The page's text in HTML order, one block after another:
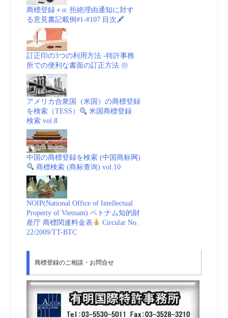
商標登録＋α: 拒絶理由通知に対す
る意見書記載例#1-#107 目次🖋
訂正印の3つの利用方法 -特許事務
所での便利な書面の訂正方法 ㊞
アメリカ合衆国（米国）の商標登録
を検索（TESS）
米国商標登録
検索 vol.8
中国の商標登録を検索 (中国商标网)
商標検索 (商标查询) vol.10
NOIP(National Office of Intellectual
Property of Vietnam) ベトナム知的財
産庁 商標関連料金表
Circular No.
22/2009/TT-BTC
商標登録のご相談・お問合せ